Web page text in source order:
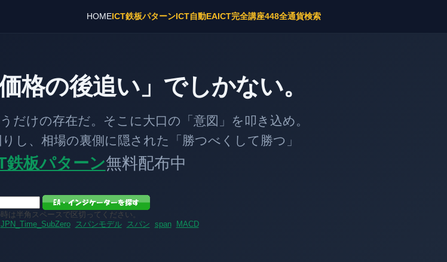
HOMEICT鉄板パターンICT自動EAICT完全講座448全通貨検索
格の後追い」でしかない。
存在だ。そこに大口の「意図」を叩き込め。
場の裏側に隠された「勝つべくして勝つ」
鉄板パターン無料配布中
は半角スペースで区切ってください。
JPN_Time_SubZero スパンモデル スパン span MACD